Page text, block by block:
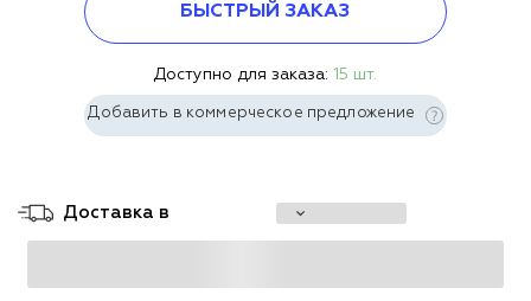
БЫСТРЫЙ ЗАКАЗ
Доступно для заказа: 15 шт.
Добавить в коммерческое предложение
Доставка в